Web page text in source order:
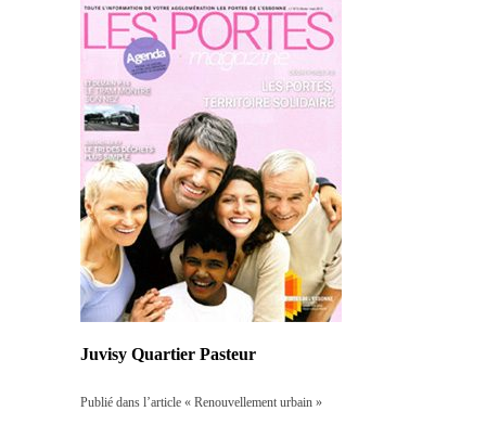
Juvisy Quartier Pasteur
Publié dans l’article « Renouvellement urbain »